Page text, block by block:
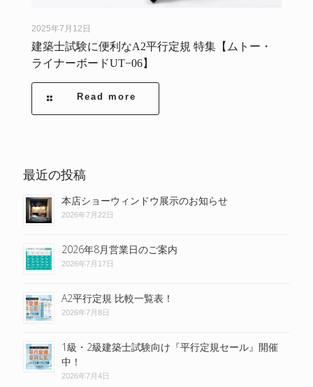
2025年7月12日
建築士試験に便利なA2平行定規 特集【ムトー・
ライナーボードUT−06】
Read more
最近の投稿
本店ショーウィンドウ展示のお知らせ
2026年7月22日
2026年8月営業日のご案内
2026年7月17日
A2平行定規 比較一覧表！
2026年7月8日
1級・2級建築士試験向け『平行定規セール』開催
中！
2026年7月4日